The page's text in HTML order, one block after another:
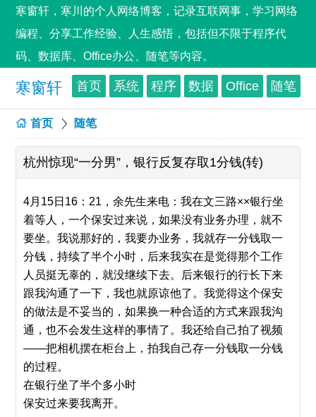
寒窗轩，寒川的个人网络博客，记录互联网事，学习网络
编程、分享工作经验、人生感悟，包括但不限于程序代
码、数据库、Office办公、随笔等内容。
寒窗轩 首页 系统 程序 数据 Office 随笔
首页 随笔
杭州惊现“一分男”，银行反复存取1分钱(转)
4月15日16：21，余先生来电：我在文三路××银行坐
着等人，一个保安过来说，如果没有业务办理，就不
要坐。我说那好的，我要办业务，我就存一分钱取一
分钱，持续了半个小时，后来我实在是觉得那个工作
人员挺无辜的，就没继续下去。后来银行的行长下来
跟我沟通了一下，我也就原谅他了。我觉得这个保安
的做法是不妥当的，如果换一种合适的方式来跟我沟
通，也不会发生这样的事情了。我还给自己拍了视频
——把相机摆在柜台上，拍我自己存一分钱取一分钱
的过程。
在银行坐了半个多小时
保安过来要我离开。